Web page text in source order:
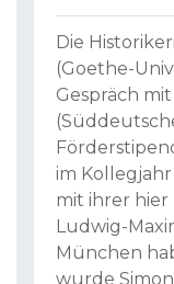
Die
(Goethe-
Gespräch
im Kollegjahr
mit ihrer hier
Ludwig-
München
wurde